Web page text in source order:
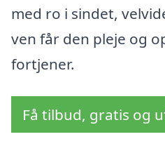
med ro i sindet,
ven får den pleje og
fortjener.
Få tilbud, gratis og